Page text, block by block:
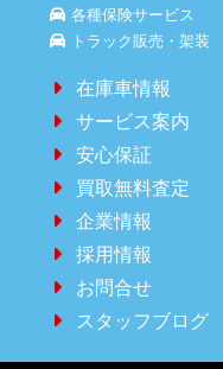
各種保険サービス
トラック販売・架装
在庫車情報
サービス案内
安心保証
買取無料査定
企業情報
採用情報
お問合せ
スタッフブログ